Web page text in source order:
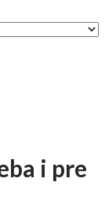
i pre